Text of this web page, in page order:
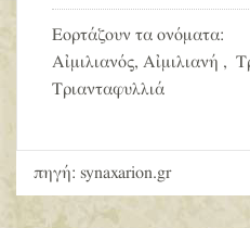
Εορτάζουν τα ονόματα:
Αἰμιλιανός, Αἰμιλιανή ,
Τριανταφυλλιά
πηγή: synaxarion.gr